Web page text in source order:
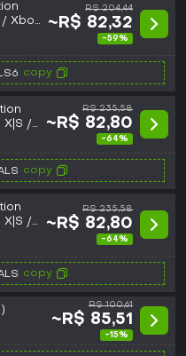
/ Xbox
R$ 204,44
~R$ 82,32
-59%
copy
X|S /
R$ 235,58
~R$ 82,80
-64%
copy
X|S /
R$ 235,58
~R$ 82,80
-64%
copy
R$ 100,61
~R$ 85,51
-15%